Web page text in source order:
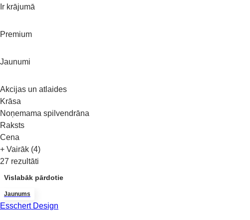
Ir krājumā
Premium
Jaunumi
Akcijas un atlaides
Krāsa
Noņemama spilvendrāna
Raksts
Cena
+ Vairāk (4)
27 rezultāti
Vislabāk pārdotie
Jaunums
Esschert Design